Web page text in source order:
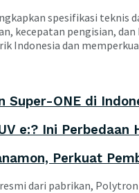
spesifikasi teknis
kecepatan pengisian,
Indonesia dan
Super-ONE di
e:? Ini
Perkuat
dari pabrikan,